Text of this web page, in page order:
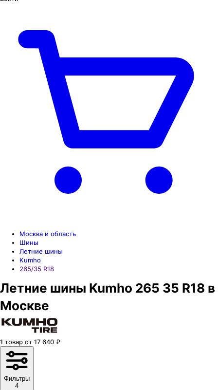
Москва и область
Шины
Летние шины
Kumho
265/35 R18
Летние шины Kumho 265 35 R18 в
Москве
1 товар от 17 640 ₽
Фильтры
4